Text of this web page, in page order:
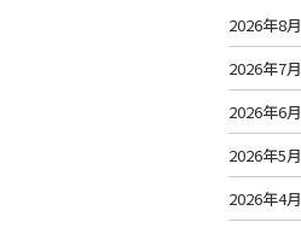
2026年8月
2026年7月
2026年6月
2026年5月
2026年4月